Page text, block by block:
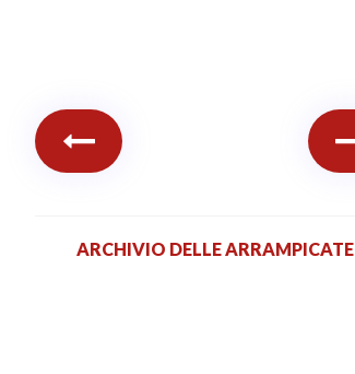
ARCHIVIO DELLE ARRAMPICATE